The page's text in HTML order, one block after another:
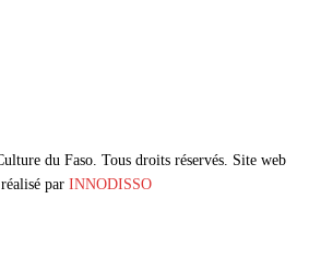
du Faso. Tous droits réservés. Site web
réalisé par INNODISSO